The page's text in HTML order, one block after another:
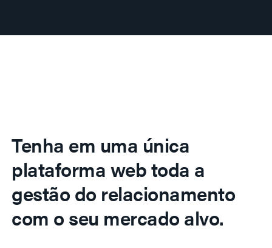
Tenha em uma única
plataforma web toda a
gestão do relacionamento
com o seu mercado alvo.